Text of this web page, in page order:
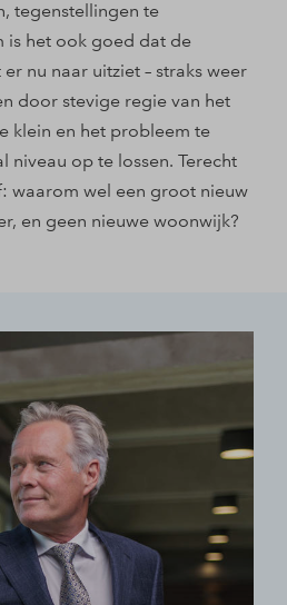
tegenstellingen te
is het ook goed dat de
nu naar uitziet – straks weer
door stevige regie van het
klein en het probleem te
niveau op te lossen. Terecht
waarom wel een groot nieuw
en geen nieuwe woonwijk?